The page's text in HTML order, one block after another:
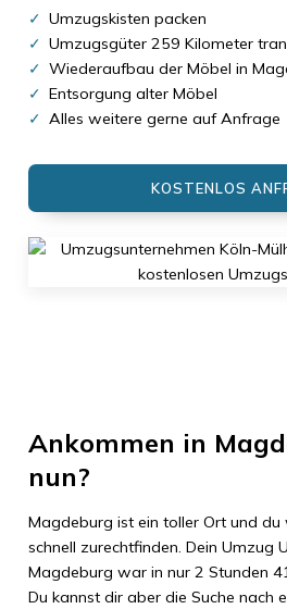
Umzugskisten packen
Umzugsgüter 259 Kilometer
Wiederaufbau der Möbel in
Entsorgung alter Möbel
Alles weitere gerne auf Anfrage
KOSTENLOS
Ankommen in
nun?
Magdeburg ist ein toller Ort und du
schnell zurechtfinden. Dein Umzug
Magdeburg war in nur 2 Stunden
Du kannst dir aber die Suche nach